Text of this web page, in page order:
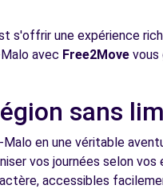
s'offrir une expérience
avec Free2Move
sans
en une véritable
vos journées selon
accessibles